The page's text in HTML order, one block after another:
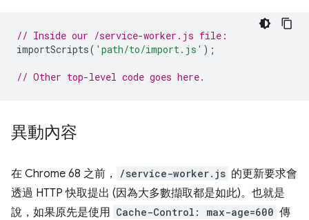
// Inside our /service-worker.js file:
importScripts( 'path/to/import.js' );
// Other top-level code goes here.
異動內容
在 Chrome 68 之前， /service-worker.js 的更新要求會
透過 HTTP 快取提出 (因為大多數擷取都是如此)。也就是
說，如果原先是使用 Cache-Control: max-age=600 傳